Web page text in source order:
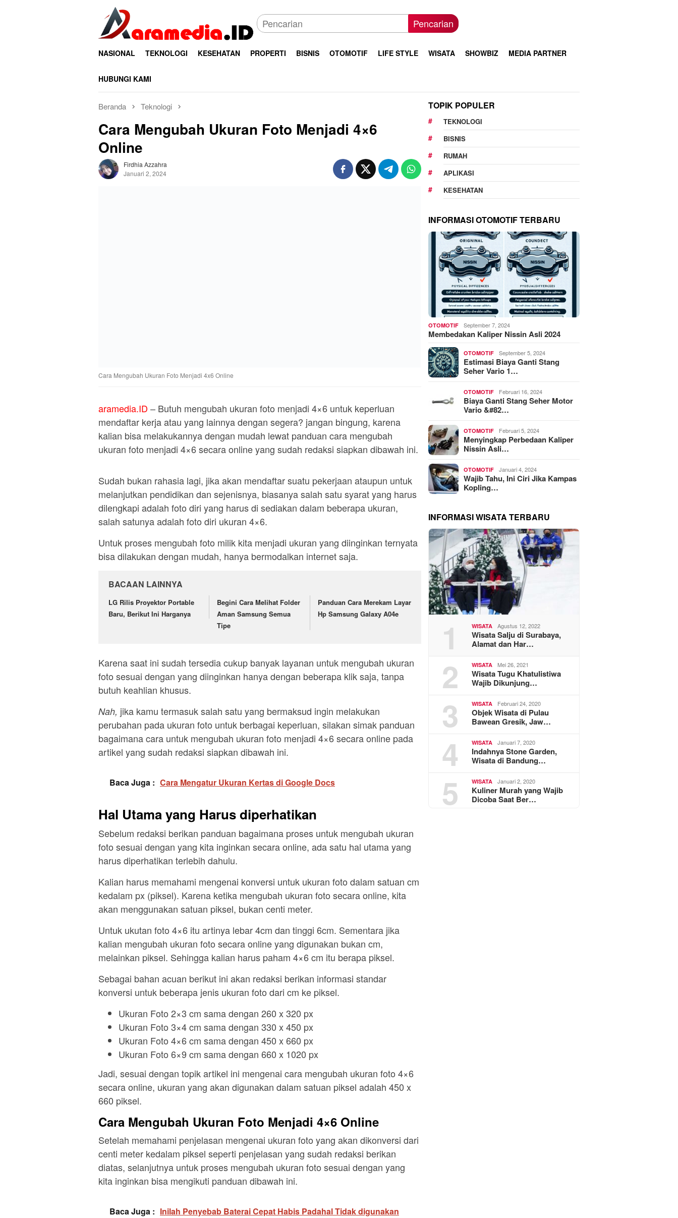
Pencarian
NASIONAL TEKNOLOGI KESEHATAN PROPERTI BISNIS OTOMOTIF LIFE STYLE WISATA SHOWBIZ MEDIA PARTNER
HUBUNGI KAMI
Beranda Teknologi
Cara Mengubah Ukuran Foto Menjadi 4×6
Online
Firdhia Azzahra
Januari 2, 2024
Cara Mengubah Ukuran Foto Menjadi 4x6 Online
aramedia.ID – Butuh mengubah ukuran foto menjadi 4×6 untuk keperluan
mendaftar kerja atau yang lainnya dengan segera? jangan bingung, karena
kalian bisa melakukannya dengan mudah lewat panduan cara mengubah
ukuran foto menjadi 4×6 secara online yang sudah redaksi siapkan dibawah ini.
Sudah bukan rahasia lagi, jika akan mendaftar suatu pekerjaan ataupun untuk
melanjutkan pendidikan dan sejenisnya, biasanya salah satu syarat yang harus
dilengkapi adalah foto diri yang harus di sediakan dalam beberapa ukuran,
salah satunya adalah foto diri ukuran 4×6.
Untuk proses mengubah foto milik kita menjadi ukuran yang diinginkan ternyata
bisa dilakukan dengan mudah, hanya bermodalkan internet saja.
BACAAN LAINNYA
LG Rilis Proyektor Portable
Baru, Berikut Ini Harganya
Begini Cara Melihat Folder
Aman Samsung Semua
Tipe
Panduan Cara Merekam Layar
Hp Samsung Galaxy A04e
Karena saat ini sudah tersedia cukup banyak layanan untuk mengubah ukuran
foto sesuai dengan yang diinginkan hanya dengan beberapa klik saja, tanpa
butuh keahlian khusus.
Nah, jika kamu termasuk salah satu yang bermaksud ingin melakukan
perubahan pada ukuran foto untuk berbagai keperluan, silakan simak panduan
bagaimana cara untuk mengubah ukuran foto menjadi 4×6 secara online pada
artikel yang sudah redaksi siapkan dibawah ini.
Baca Juga : Cara Mengatur Ukuran Kertas di Google Docs
Hal Utama yang Harus diperhatikan
Sebelum redaksi berikan panduan bagaimana proses untuk mengubah ukuran
foto sesuai dengan yang kita inginkan secara online, ada satu hal utama yang
harus diperhatikan terlebih dahulu.
Kalian harus memahami mengenai konversi untuk ukuran foto dalam satuan cm
kedalam px (piksel). Karena ketika mengubah ukuran foto secara online, kita
akan menggunakan satuan piksel, bukan centi meter.
Untuk ukutan foto 4×6 itu artinya lebar 4cm dan tinggi 6cm. Sementara jika
kalian mengubah ukuran foto secara online yang digunakan bukan cm,
melainkan piksel. Sehingga kalian harus paham 4×6 cm itu berapa piksel.
Sebagai bahan acuan berikut ini akan redaksi berikan informasi standar
konversi untuk beberapa jenis ukuran foto dari cm ke piksel.
Ukuran Foto 2×3 cm sama dengan 260 x 320 px
Ukuran Foto 3×4 cm sama dengan 330 x 450 px
Ukuran Foto 4×6 cm sama dengan 450 x 660 px
Ukuran Foto 6×9 cm sama dengan 660 x 1020 px
Jadi, sesuai dengan topik artikel ini mengenai cara mengubah ukuran foto 4×6
secara online, ukuran yang akan digunakan dalam satuan piksel adalah 450 x
660 piksel.
Cara Mengubah Ukuran Foto Menjadi 4×6 Online
Setelah memahami penjelasan mengenai ukuran foto yang akan dikonversi dari
centi meter kedalam piksel seperti penjelasan yang sudah redaksi berikan
diatas, selanjutnya untuk proses mengubah ukuran foto sesuai dengan yang
kita inginkan bisa mengikuti panduan dibawah ini.
Baca Juga : Inilah Penyebab Baterai Cepat Habis Padahal Tidak digunakan
TOPIK POPULER
TEKNOLOGI
BISNIS
RUMAH
APLIKASI
KESEHATAN
INFORMASI OTOMOTIF TERBARU
OTOMOTIF September 7, 2024
Membedakan Kaliper Nissin Asli 2024
OTOMOTIF September 5, 2024
Estimasi Biaya Ganti Stang
Seher Vario 1…
OTOMOTIF Februari 16, 2024
Biaya Ganti Stang Seher Motor
Vario &#82…
OTOMOTIF Februari 5, 2024
Menyingkap Perbedaan Kaliper
Nissin Asli…
OTOMOTIF Januari 4, 2024
Wajib Tahu, Ini Ciri Jika Kampas
Kopling…
INFORMASI WISATA TERBARU
1 WISATA Agustus 12, 2022
Wisata Salju di Surabaya,
Alamat dan Har…
2 WISATA Mei 26, 2021
Wisata Tugu Khatulistiwa
Wajib Dikunjung…
3 WISATA Februari 24, 2020
Objek Wisata di Pulau
Bawean Gresik, Jaw…
4 WISATA Januari 7, 2020
Indahnya Stone Garden,
Wisata di Bandung…
5 WISATA Januari 2, 2020
Kuliner Murah yang Wajib
Dicoba Saat Ber…